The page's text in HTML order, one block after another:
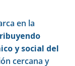
en la
y social del
cercana y